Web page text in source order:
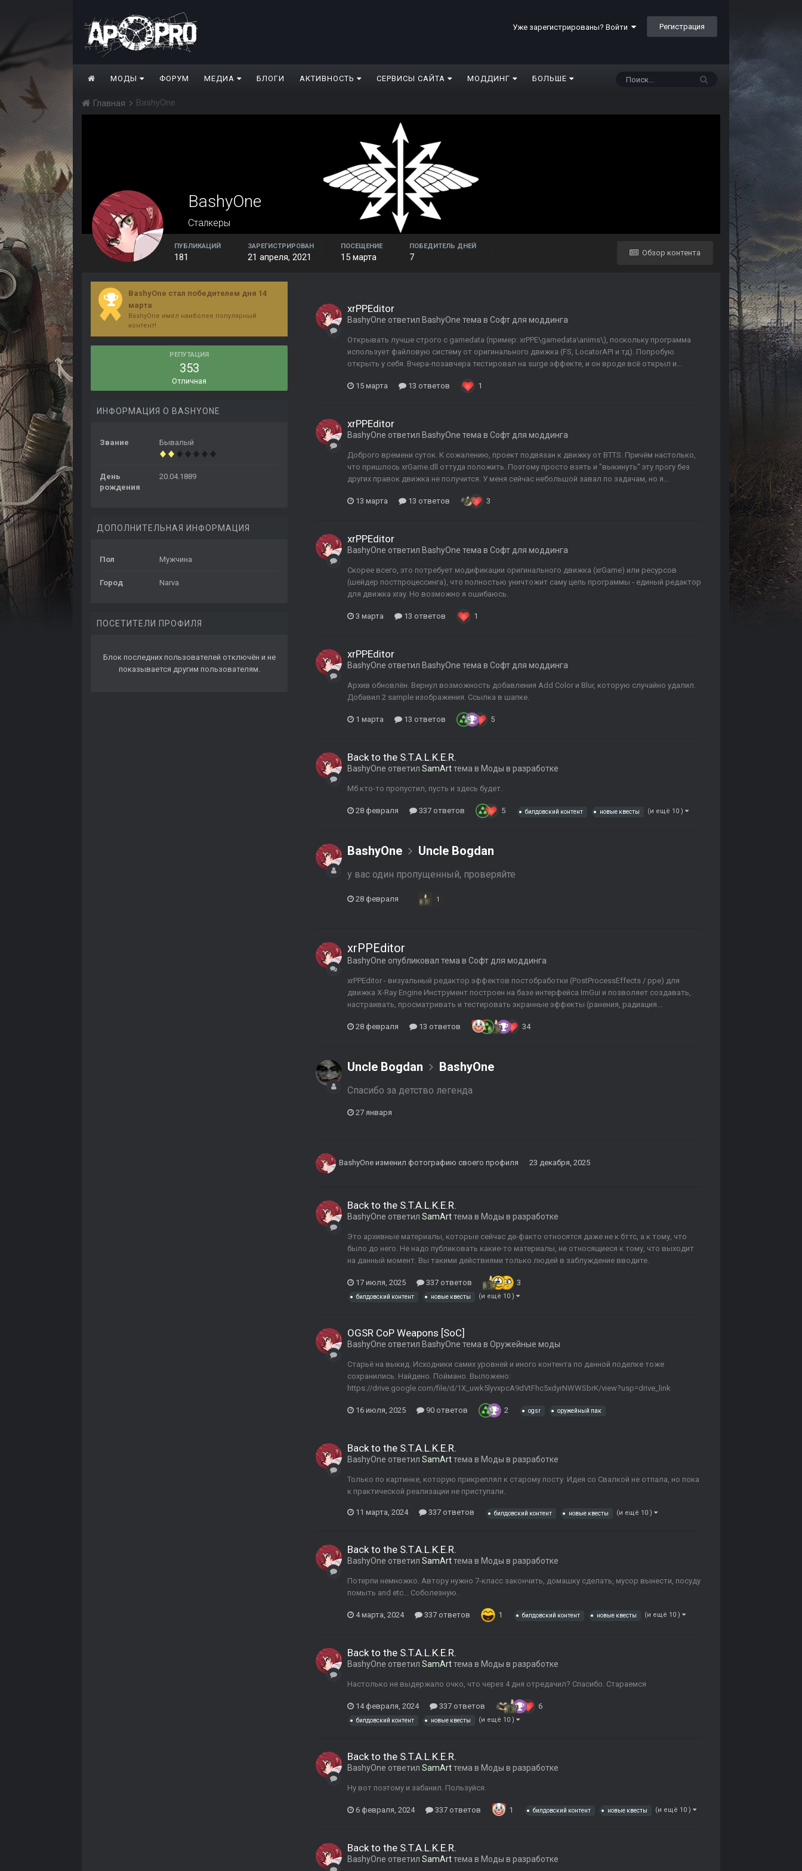
Уже зарегистрированы? Войти Регистрация
МОДЫ ФОРУМ МЕДИА БЛОГИ АКТИВНОСТЬ СЕРВИСЫ САЙТА МОДДИНГ БОЛЬШЕ
Главная BashyOne
BashyOne
Сталкеры
Обзор контента
ПУБЛИКАЦИЙ
181
ЗАРЕГИСТРИРОВАН
21 апреля, 2021
ПОСЕЩЕНИЕ
15 марта
ПОБЕДИТЕЛЬ ДНЕЙ
7
BashyOne стал победителем дня 14
марта
BashyOne имел наиболее популярный
контент!
РЕПУТАЦИЯ
353
Отличная
ИНФОРМАЦИЯ О BASHYONE
Звание Бывалый
День
рождения
20.04.1889
ДОПОЛНИТЕЛЬНАЯ ИНФОРМАЦИЯ
Пол Мужчина
Город Narva
ПОСЕТИТЕЛИ ПРОФИЛЯ
Блок последних пользователей отключён и не
показывается другим пользователям.
xrPPEditor
BashyOne ответил BashyOne тема в Софт для моддинга
Открывать лучше строго с gamedata (пример: xrPPE\gamedata\anims\), поскольку программа
использует файловую систему от оригинального движка (FS, LocatorAPI и тд). Попробую
открыть у себя. Вчера-позавчера тестировал на surge эффекте, и он вроде всё открыл и...
15 марта 13 ответов 1
xrPPEditor
BashyOne ответил BashyOne тема в Софт для моддинга
Доброго времени суток. К сожалению, проект подвязан к движку от BTTS. Причём настолько,
что пришлось xrGame.dll оттуда положить. Поэтому просто взять и "выкинуть" эту прогу без
других правок движка не получится. У меня сейчас небольшой завал по задачам, но я...
13 марта 13 ответов 3
xrPPEditor
BashyOne ответил BashyOne тема в Софт для моддинга
Скорее всего, это потребует модификации оригинального движка (xrGame) или ресурсов
(шейдер постпроцессинга), что полностью уничтожит саму цель программы - единый редактор
для движка xray. Но возможно я ошибаюсь.
3 марта 13 ответов 1
xrPPEditor
BashyOne ответил BashyOne тема в Софт для моддинга
Архив обновлён. Вернул возможность добавления Add Color и Blur, которую случайно удалил.
Добавил 2 sample изображения. Ссылка в шапке.
1 марта 13 ответов 5
Back to the S.T.A.L.K.E.R.
BashyOne ответил SamArtтема в Моды в разработке
Мб кто-то пропустил, пусть и здесь будет.
28 февраля 337 ответов 5 билдовский контент новые квесты (и ещё 10 )
BashyOne Uncle Bogdan
у вас один пропущенный, проверяйте
28 февраля 1
xrPPEditor
BashyOne опубликовал тема в Софт для моддинга
xrPPEditor - визуальный редактор эффектов постобработки (PostProcessEffects / ppe) для
движка X-Ray Engine Инструмент построен на базе интерфейса ImGui и позволяет создавать,
настраивать, просматривать и тестировать экранные эффекты (ранения, радиация...
28 февраля 13 ответов 34
Uncle Bogdan BashyOne
Cпасибо за детство легенда
27 января
BashyOne изменил фотографию своего профиля 23 декабря, 2025
Back to the S.T.A.L.K.E.R.
BashyOne ответил SamArtтема в Моды в разработке
Это архивные материалы, которые сейчас де-факто относятся даже не к бттс, а к тому, что
было до него. Не надо публиковать какие-то материалы, не относящиеся к тому, что выходит
на данный момент. Вы такими действиями только людей в заблуждение вводите.
17 июля, 2025 337 ответов 3
билдовский контент новые квесты (и ещё 10 )
OGSR CoP Weapons [SoC]
BashyOne ответил BashyOne тема в Оружейные моды
Старьё на выкид. Исходники самих уровней и иного контента по данной поделке тоже
сохранились. Найдено. Поймано. Выложено:
https://drive.google.com/file/d/1X_uwk5lyvxpcA9dVtFhc5xdyrNWWSbrK/view?usp=drive_link
16 июля, 2025 90 ответов 2 ogsr оружейный пак
Back to the S.T.A.L.K.E.R.
BashyOne ответил SamArtтема в Моды в разработке
Только по картинке, которую прикреплял к старому посту. Идея со Свалкой не отпала, но пока
к практической реализации не приступали.
11 марта, 2024 337 ответов билдовский контент новые квесты (и ещё 10 )
Back to the S.T.A.L.K.E.R.
BashyOne ответил SamArtтема в Моды в разработке
Потерпи немножко. Автору нужно 7-класс закончить, домашку сделать, мусор вынести, посуду
помыть and etc... Соболезную.
4 марта, 2024 337 ответов 1 билдовский контент новые квесты (и ещё 10 )
Back to the S.T.A.L.K.E.R.
BashyOne ответил SamArtтема в Моды в разработке
Настолько не выдержало очко, что через 4 дня отредачил? Спасибо. Стараемся
14 февраля, 2024 337 ответов 6
билдовский контент новые квесты (и ещё 10 )
Back to the S.T.A.L.K.E.R.
BashyOne ответил SamArtтема в Моды в разработке
Ну вот поэтому и забанил. Пользуйся.
6 февраля, 2024 337 ответов 1 билдовский контент новые квесты (и ещё 10 )
Back to the S.T.A.L.K.E.R.
BashyOne ответил SamArtтема в Моды в разработке